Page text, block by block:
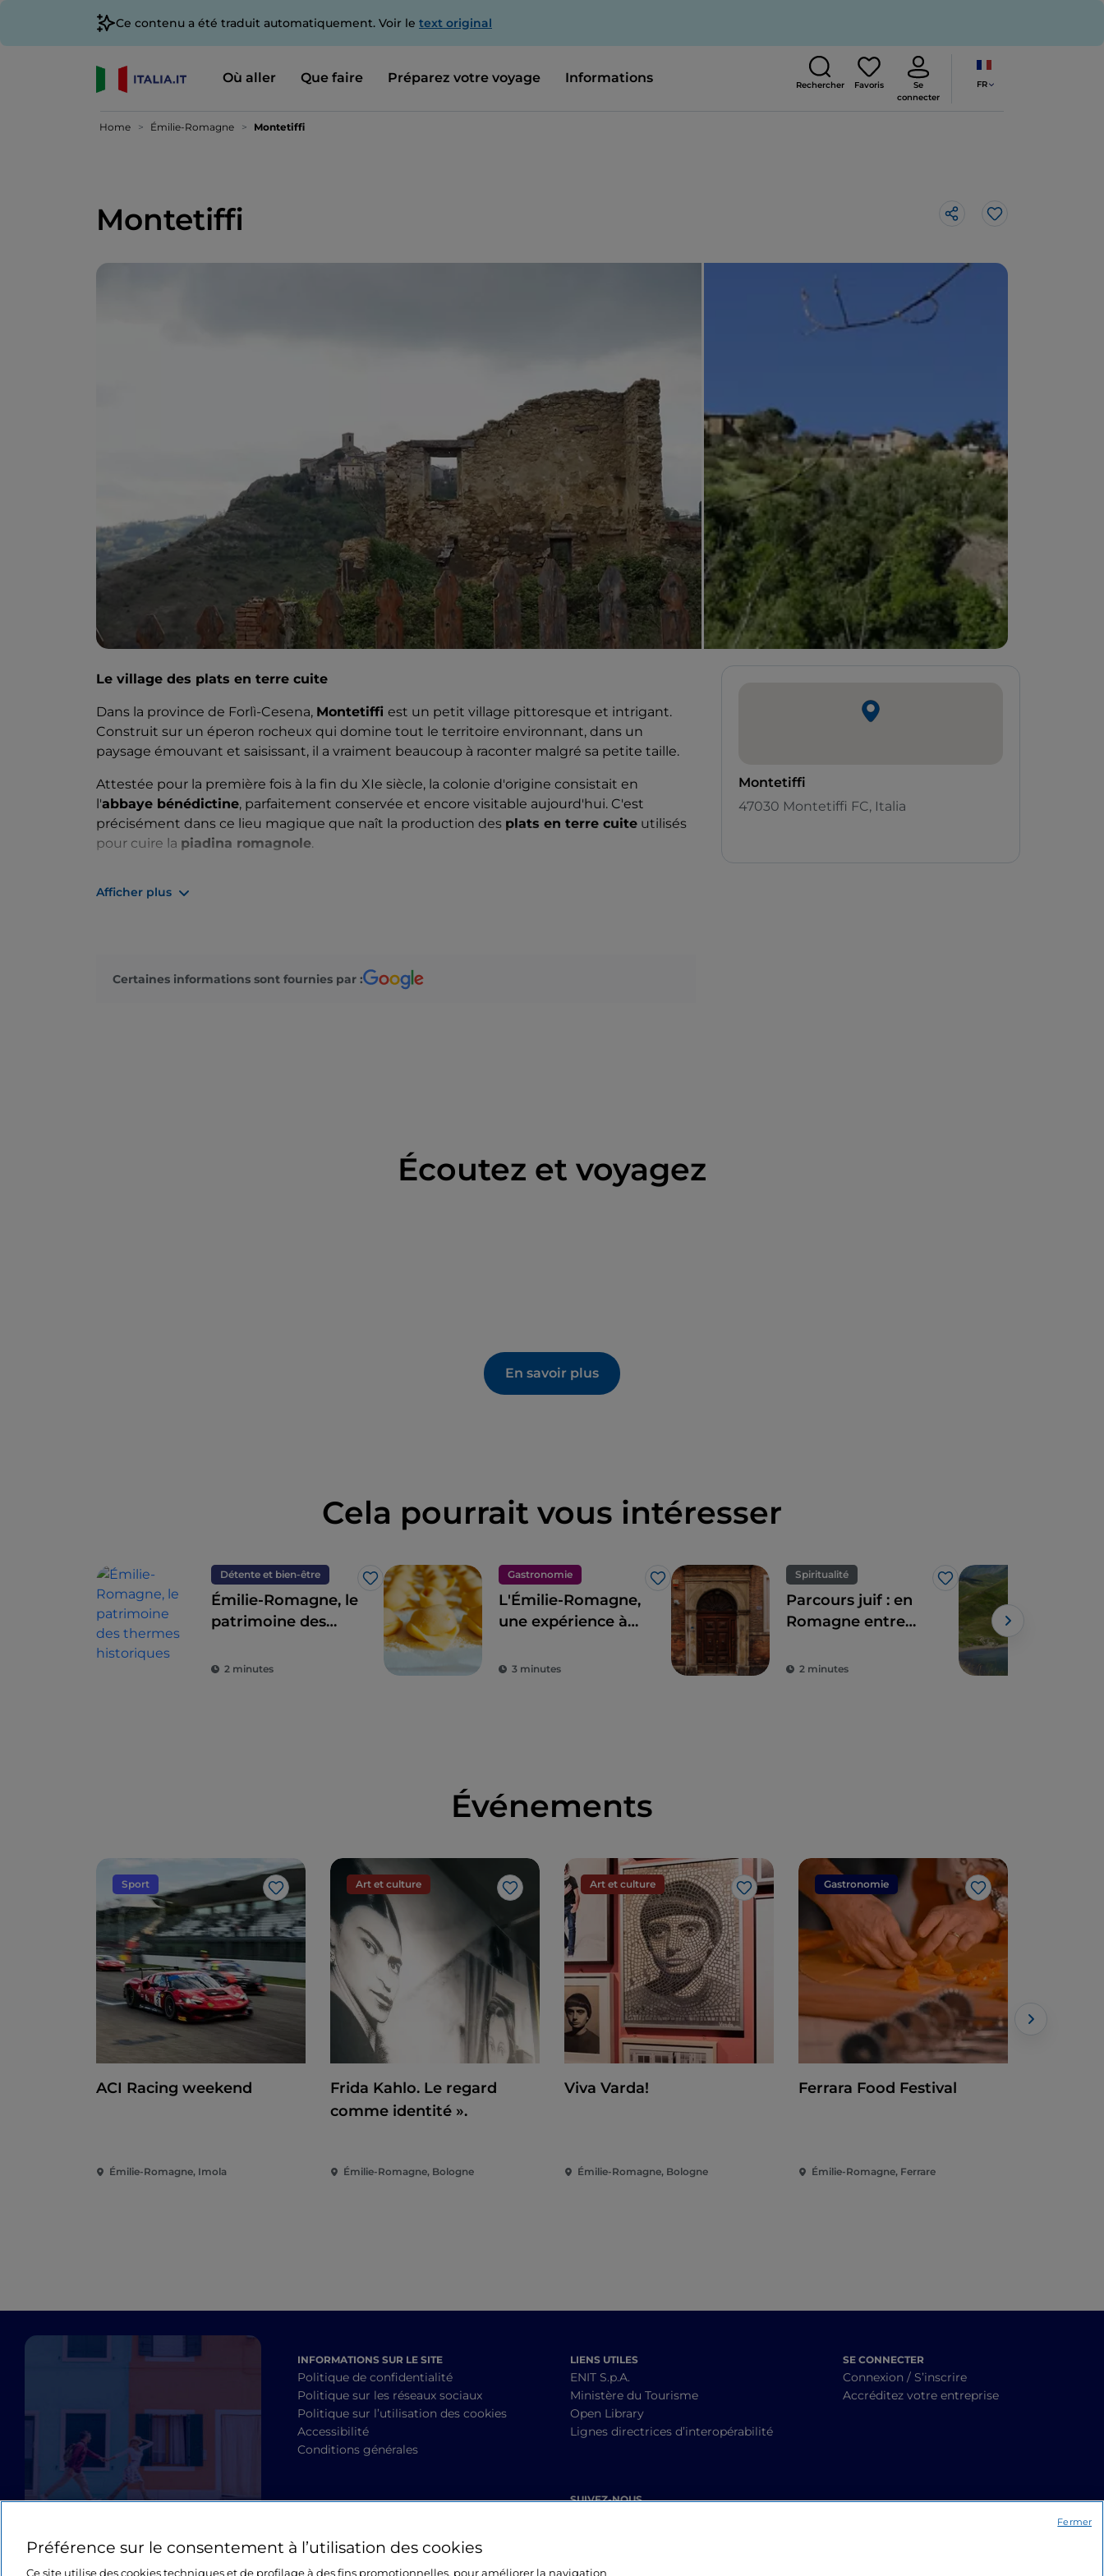
Ce contenu a été traduit automatiquement. Voir le text original
Où aller Que faire Préparez votre voyage Informations Rechercher Favoris
Se
connecter
FR
Home Émilie-Romagne Montetiffi
Montetiffi J’aime
Le village des plats en terre cuite
Dans la province de Forlì-Cesena, Montetiffi est un petit village pittoresque et intrigant.
Construit sur un éperon rocheux qui domine tout le territoire environnant, dans un
paysage émouvant et saisissant, il a vraiment beaucoup à raconter malgré sa petite taille.
Attestée pour la première fois à la fin du XIe siècle, la colonie d'origine consistait en
l'abbaye bénédictine, parfaitement conservée et encore visitable aujourd'hui. C'est
précisément dans ce lieu magique que naît la production des plats en terre cuite utilisés
pour cuire la piadina romagnole.
de ce produit sont encore jalousement gardées secrètes. Mais en parcourant les rues du
Afficher plus
Certaines informations sont fournies par :
Montetiffi
47030 Montetiffi FC, Italia
Écoutez et voyagez
En savoir plus
Cela pourrait vous intéresser
Détente et bien-être
J’aime
Émilie-Romagne, le
patrimoine des
historiques
2 minutes
Gastronomie
J’aime
L'Émilie-Romagne,
une expérience à
saveurs
3 minutes
Spiritualité
J’aime
Parcours juif : en
Romagne entre
synagogues
2 minutes
Événements
Sport
J’aime
ACI Racing weekend
Émilie-Romagne, Imola
Art et culture
J’aime
Frida Kahlo. Le regard
comme identité ».
Émilie-Romagne, Bologne
Art et culture
J’aime
Viva Varda!
Émilie-Romagne, Bologne
Gastronomie
J’aime
Ferrara Food Festival
Émilie-Romagne, Ferrare
INFORMATIONS SUR LE SITE
Politique de confidentialité
Politique sur les réseaux sociaux
Politique sur l’utilisation des cookies
Accessibilité
Conditions générales
LIENS UTILES
ENIT S.p.A.
Ministère du Tourisme
Open Library
Lignes directrices d’interopérabilité
SUIVEZ-NOUS
SE CONNECTER
Connexion / S’inscrire
Accréditez votre entreprise
Préférence sur le consentement à l’utilisation des cookies
Ce site utilise des cookies techniques et de profilage à des fins promotionnelles, pour améliorer la navigation
Fermer